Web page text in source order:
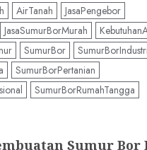
AirTanah
JasaPengebor
JasaSumurBorMurah
SumurBor
SumurBorIndustri
SumurBorPertanian
SumurBorRumahTangga
Sumur Bor